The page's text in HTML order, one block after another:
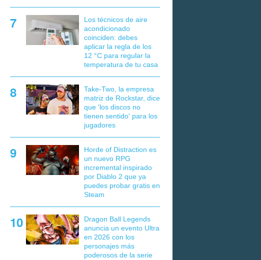
Los técnicos de aire
acondicionado
coinciden: debes
aplicar la regla de los
12 °C para regular la
temperatura de tu casa
Take-Two, la empresa
matriz de Rockstar, dice
que 'los discos no
tienen sentido' para los
jugadores
Horde of Distraction es
un nuevo RPG
incremental inspirado
por Diablo 2 que ya
puedes probar gratis en
Steam
Dragon Ball Legends
anuncia un evento Ultra
en 2026 con los
personajes más
poderosos de la serie